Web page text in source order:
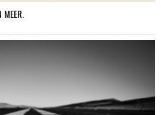
MEER.